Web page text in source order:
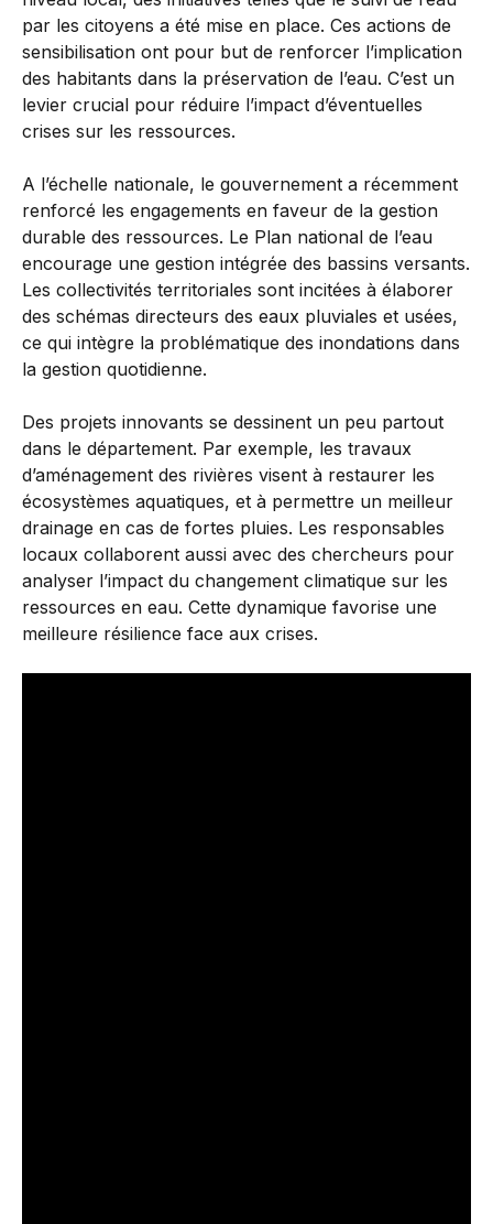
par les citoyens a été mise en place. Ces actions de
sensibilisation ont pour but de renforcer l’implication
des habitants dans la préservation de l’eau. C’est un
levier crucial pour réduire l’impact d’éventuelles
crises sur les ressources.
A l’échelle nationale, le gouvernement a récemment
renforcé les engagements en faveur de la gestion
durable des ressources. Le Plan national de l’eau
encourage une gestion intégrée des bassins versants.
Les collectivités territoriales sont incitées à élaborer
des schémas directeurs des eaux pluviales et usées,
ce qui intègre la problématique des inondations dans
la gestion quotidienne.
Des projets innovants se dessinent un peu partout
dans le département. Par exemple, les travaux
d’aménagement des rivières visent à restaurer les
écosystèmes aquatiques, et à permettre un meilleur
drainage en cas de fortes pluies. Les responsables
locaux collaborent aussi avec des chercheurs pour
analyser l’impact du changement climatique sur les
ressources en eau. Cette dynamique favorise une
meilleure résilience face aux crises.